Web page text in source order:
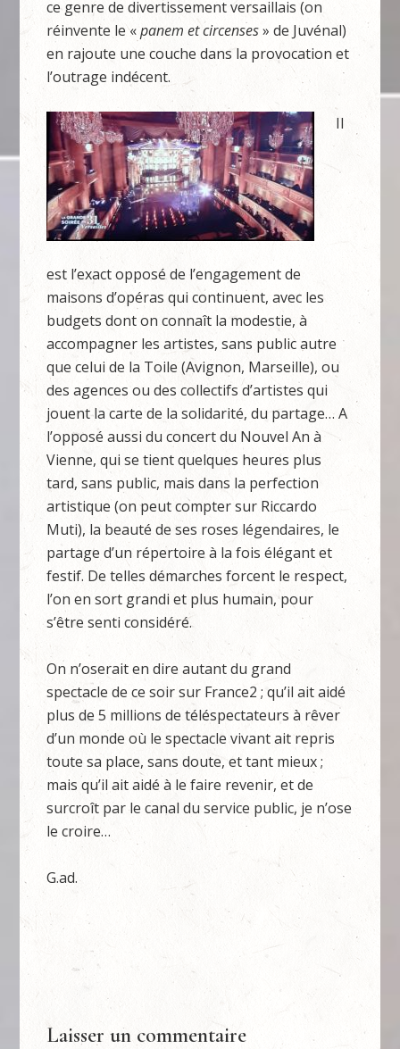
ce genre de divertissement versaillais (on
réinvente le «panem et circenses» de Juvénal)
en rajoute une couche dans la provocation et
l’outrage indécent.
Il
est l’exact opposé de l’engagement de
maisons d’opéras qui continuent, avec les
budgets dont on connaît la modestie, à
accompagner les artistes, sans public autre
que celui de la Toile (Avignon, Marseille), ou
des agences ou des collectifs d’artistes qui
jouent la carte de la solidarité, du partage… A
l’opposé aussi du concert du Nouvel An à
Vienne, qui se tient quelques heures plus
tard, sans public, mais dans la perfection
artistique (on peut compter sur Riccardo
Muti), la beauté de ses roses légendaires, le
partage d’un répertoire à la fois élégant et
festif. De telles démarches forcent le respect,
l’on en sort grandi et plus humain, pour
s’être senti considéré.
On n’oserait en dire autant du grand
spectacle de ce soir sur France2 ; qu’il ait aidé
plus de 5 millions de téléspectateurs à rêver
d’un monde où le spectacle vivant ait repris
toute sa place, sans doute, et tant mieux ;
mais qu’il ait aidé à le faire revenir, et de
surcroît par le canal du service public, je n’ose
le croire…
G.ad.
Laisser un commentaire